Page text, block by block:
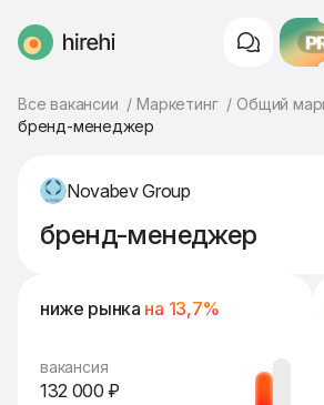
HireHi
Все вакансии Маркетинг
Общий
бренд-менеджер
Novabev Group
бренд-менеджер
ниже рынка на 13,7%
вакансия
132 000 ₽